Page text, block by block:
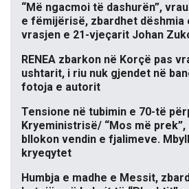
“Më ngacmoi të dashurën”,
e fëmijërisë, zbardhet dëshmia
vrasjen e 21-vjeçarit Johan
RENEA zbarkon në Korçë pas
ushtarit, i riu nuk gjendet në
fotoja e autorit
Tensione në tubimin e 70-të
Kryeministrisë/ “Mos më
bllokon vendin e fjalimeve.
kryeqytet
Humbja e madhe e Messit,